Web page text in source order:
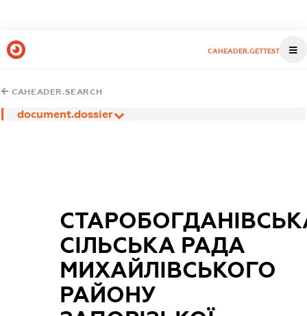
CAHEADER.GETTEST
CAHEADER.SEARCH
document.dossier
СІЛЬСЬКА РАДА
МИХАЙЛІВСЬКОГО
РАЙОНУ